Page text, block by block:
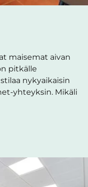
maisemat aivan
pitkälle
nykyaikaisin
yhteyksin. Mikäli